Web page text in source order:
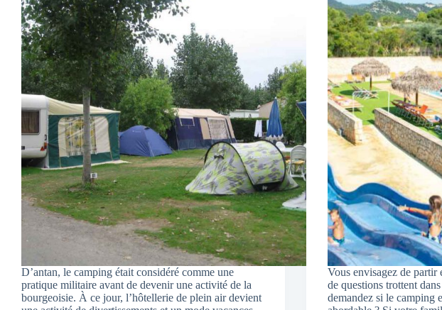
D’antan, le camping était considéré comme une
pratique militaire avant de devenir une activité de la
bourgeoisie. À ce jour, l’hôtellerie de plein air devient
Vous envisagez de partir
de questions trottent
demandez si le camping